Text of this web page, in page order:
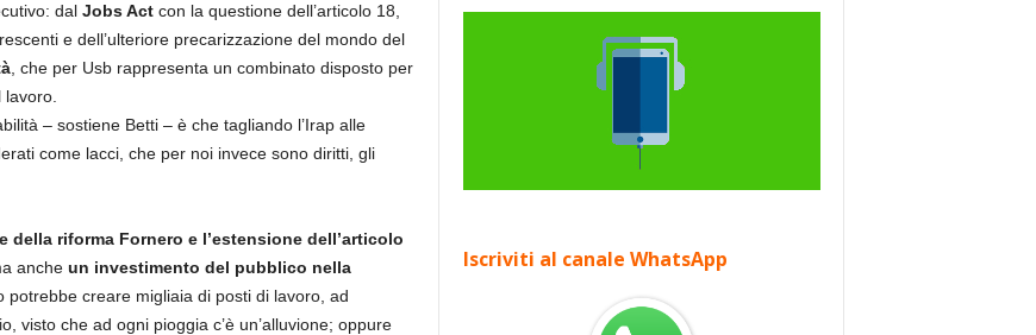
dal Jobs Actcon la questione dell’articolo 18,
e dell’ulteriore precarizzazione del mondo del
, che per Usb rappresenta un combinato disposto per
– sostiene Betti – è che tagliando l’Irap alle
come lacci, che per noi invece sono diritti, gli
della riforma Fornero e l’estensione dell’articolo
ancheun investimento del pubblico nella
potrebbe creare migliaia di posti di lavoro, ad
visto che ad ogni pioggia c’è un’alluvione; oppure
Iscriviti al canale WhatsApp